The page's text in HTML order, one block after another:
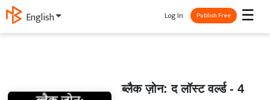
English ☰
Log In Publish Free
ब्लैक ज़ोन: द लॉस्ट वर्ल्ड - 4